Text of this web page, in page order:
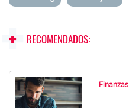
RECOMENDADOS:
Finanzas